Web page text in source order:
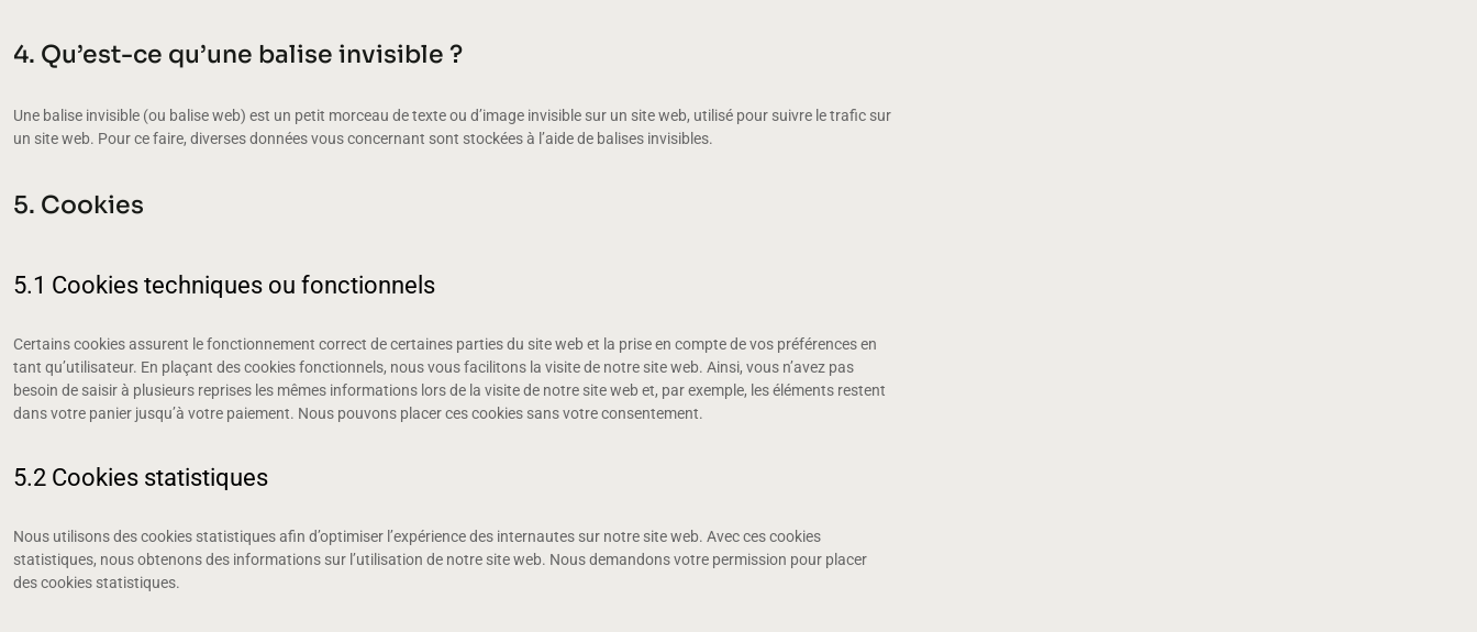
4. Qu’est-ce qu’une balise invisible ?
Une balise invisible (ou balise web) est un petit morceau de texte ou d’image invisible sur un site web, utilisé pour suivre le trafic sur
un site web. Pour ce faire, diverses données vous concernant sont stockées à l’aide de balises invisibles.
5. Cookies
5.1 Cookies techniques ou fonctionnels
Certains cookies assurent le fonctionnement correct de certaines parties du site web et la prise en compte de vos préférences en
tant qu’utilisateur. En plaçant des cookies fonctionnels, nous vous facilitons la visite de notre site web. Ainsi, vous n’avez pas
besoin de saisir à plusieurs reprises les mêmes informations lors de la visite de notre site web et, par exemple, les éléments restent
dans votre panier jusqu’à votre paiement. Nous pouvons placer ces cookies sans votre consentement.
5.2 Cookies statistiques
Nous utilisons des cookies statistiques afin d’optimiser l’expérience des internautes sur notre site web. Avec ces cookies
statistiques, nous obtenons des informations sur l’utilisation de notre site web. Nous demandons votre permission pour placer
des cookies statistiques.